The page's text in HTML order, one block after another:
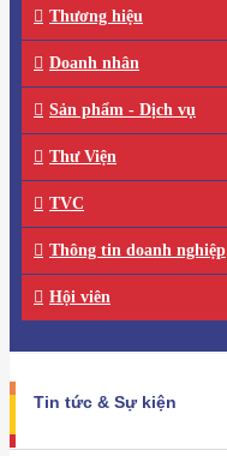
Thương hiệu
Doanh nhân
Sản phẩm - Dịch vụ
Thư Viện
TVC
Thông tin doanh nghiệp
Hội viên
Tin tức & Sự kiện